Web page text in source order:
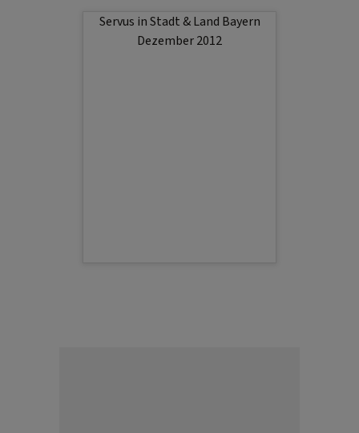
Servus in Stadt & Land Bayern
Dezember 2012